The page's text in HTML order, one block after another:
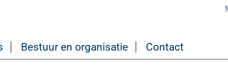
Bestuur en organisatie Contact